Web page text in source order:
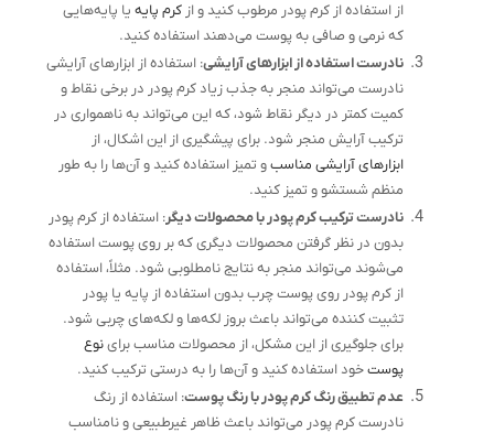
از استفاده از کرم پودر مرطوب کنید و از کرم پایه یا پایه‌هایی
که نرمی و صافی به پوست می‌دهند استفاده کنید.
نادرست استفاده از ابزارهای آرایشی: استفاده از ابزارهای آرایشی
نادرست می‌تواند منجر به جذب زیاد کرم پودر در برخی نقاط و
کمیت کمتر در دیگر نقاط شود، که این می‌تواند به ناهمواری در
ترکیب آرایش منجر شود. برای پیشگیری از این اشکال، از
ابزارهای آرایشی مناسبو تمیز استفاده کنید و آن‌ها را به طور
منظم شستشو و تمیز کنید.
نادرست ترکیب کرم پودر با محصولات دیگر: استفاده از کرم پودر
بدون در نظر گرفتن محصولات دیگری که بر روی پوست استفاده
می‌شوند می‌تواند منجر به نتایج نامطلوبی شود. مثلاً، استفاده
از کرم پودر روی پوست چرب بدون استفاده از پایه یا پودر
تثبیت کننده می‌تواند باعث بروز لکه‌ها و لکه‌های چربی شود.
برای جلوگیری از این مشکل، از محصولات مناسب براینوع
پوستخود استفاده کنید و آن‌ها را به درستی ترکیب کنید.
عدم تطبیق رنگ کرم پودر با رنگ پوست: استفاده از رنگ
نادرست کرم پودر می‌تواند باعث ظاهر غیرطبیعی و نامناسب